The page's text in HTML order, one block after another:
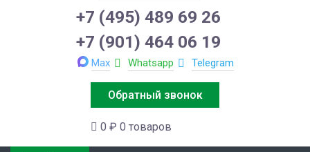
+7 (495) 489 69 26
+7 (901) 464 06 19
Max Whatsapp Telegram
Обратный звонок
0 ₽ 0 товаров